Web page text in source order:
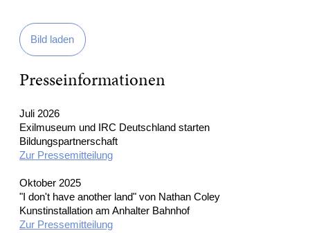
Bild laden
Presseinformationen
Juli 2026
Exilmuseum und IRC Deutschland starten
Bildungspartnerschaft
Zur Pressemitteilung
Oktober 2025
"I don't have another land" von Nathan Coley
Kunstinstallation am Anhalter Bahnhof
Zur Pressemitteilung